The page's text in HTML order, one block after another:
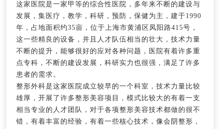
这家医院是一家甲等的综合性医院，多年来不断的建设与
发展，集医疗，教学，科研，预防，保健为主，建于1990
年，占地面积约35亩，位于上海市黄浦区凤阳路415号，
这一些精良的设备，并且人才队伍相当的壮大，技术力量
不断的提升，能够很好的应对各种问题，医院有着许多重
点专科，不断的建设发展，科研实力也很强，满足了许多
患者的需求。
整形外科是这家医院成立较早的一个科室，技术力量比较
雄厚，开展了许多整形美容项目，模式比较大的有着一支
相当专业的人才团队，对于各项整形美容技术都做的很不
错，有着丰富的经验，有着一些核心技术，像会阴整形，